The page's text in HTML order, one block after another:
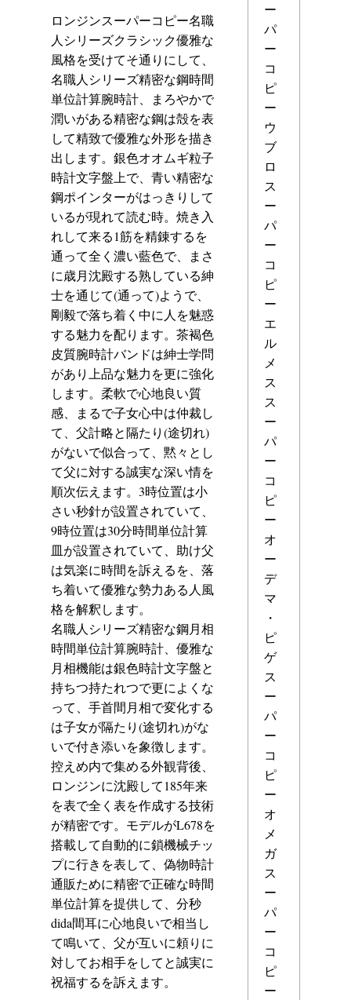
ロンジンスーパーコピー名職
人シリーズクラシック優雅な
風格を受けてそ通りにして、
名職人シリーズ精密な鋼時間
単位計算腕時計、まろやかで
潤いがある精密な鋼は殻を表
して精致で優雅な外形を描き
出します。銀色オオムギ粒子
時計文字盤上で、青い精密な
鋼ポインターがはっきりして
いるが現れて読む時。焼き入
れして来る1筋を精錬するを
通って全く濃い藍色で、まさ
に歳月沈殿する熟している紳
士を通じて(通って)ようで、
剛毅で落ち着く中に人を魅惑
する魅力を配ります。茶褐色
皮質腕時計バンドは紳士学問
があり上品な魅力を更に強化
します。柔軟で心地良い質
感、まるで子女心中は仲裁し
て、父計略と隔たり(途切れ)
がないで似合って、黙々とし
て父に対する誠実な深い情を
順次伝えます。3時位置は小
さい秒針が設置されていて、
9時位置は30分時間単位計算
皿が設置されていて、助け父
は気楽に時間を訴えるを、落
ち着いて優雅な勢力ある人風
格を解釈します。
名職人シリーズ精密な鋼月相
時間単位計算腕時計、優雅な
月相機能は銀色時計文字盤と
持ちつ持たれつで更によくな
って、手首間月相で変化する
は子女が隔たり(途切れ)がな
いで付き添いを象徴します。
控えめ内で集める外観背後、
ロンジンに沈殿して185年来
を表で全く表を作成する技術
が精密です。モデルがL678を
搭載して自動的に鎖機械チッ
プに行きを表して、偽物時計
通販ために精密で正確な時間
単位計算を提供して、分秒
dida間耳に心地良いで相当し
て鳴いて、父が互いに頼りに
対してお相手をしてと誠実に
祝福するを訴えます。
ー
パ
ー
コ
ピ
ー
ウ
ブ
ロ
ス
ー
パ
ー
コ
ピ
ー
エ
ル
メ
ス
ス
ー
パ
ー
コ
ピ
ー
オ
ー
デ
マ
・
ピ
ゲ
ス
ー
パ
ー
コ
ピ
ー
オ
メ
ガ
ス
ー
パ
ー
コ
ピ
ー